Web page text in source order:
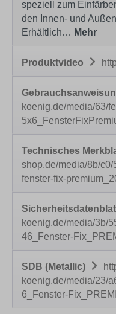
speziell zum
den Innen- und
Erhältlich… Mehr
Produktvideo
koenig.de/media/63/
Technisches
shop.de/media/8b/c0/
fenster-fix-
koenig.de/media/3b/
46_Fenster-
SDB (Metallic)
koenig.de/media/23/
6_Fenster-